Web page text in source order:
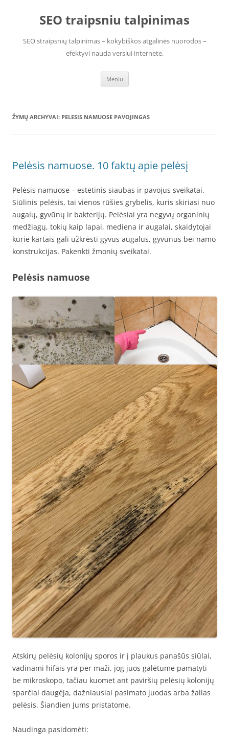
SEO traipsniu talpinimas
SEO straipsnių talpinimas – kokybiškos atgalinės nuorodos –
efektyvi nauda verslui internete.
Meniu
ŽYMŲ ARCHYVAI: PELESIS NAMUOSE PAVOJINGAS
Pelėsis namuose. 10 faktų apie pelėsį
Pelėsis namuose – estetinis siaubas ir pavojus sveikatai.
Siūlinis pelėsis, tai vienos rūšies grybelis, kuris skiriasi nuo
augalų, gyvūnų ir bakterijų. Pelėsiai yra negyvų organinių
medžiagų, tokių kaip lapai, mediena ir augalai, skaidytojai
kurie kartais gali užkrėsti gyvus augalus, gyvūnus bei namo
konstrukcijas. Pakenkti žmonių sveikatai.
Pelėsis namuose
Atskirų pelėsių kolonijų sporos ir į plaukus panašūs siūlai,
vadinami hifais yra per maži, jog juos galėtume pamatyti
be mikroskopo, tačiau kuomet ant paviršių pelėsių kolonijų
sparčiai daugėja, dažniausiai pasimato juodas arba žalias
pelėsis. Šiandien Jums pristatome.
Naudinga pasidomėti: